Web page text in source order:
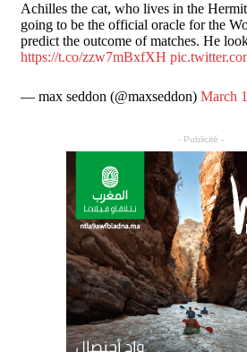
Achilles the cat, who lives in the
going to be the official oracle for the
predict the outcome of matches. He
https://t.co/zzw7mBxfXH
— max seddon (@maxseddon) March
- Publicité -